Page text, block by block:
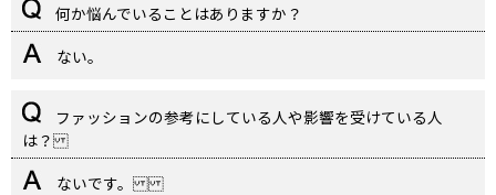
何か悩んでいることはありますか？
ない。
ファッションの参考にしている人や影響を受けている人
は？
ないです。